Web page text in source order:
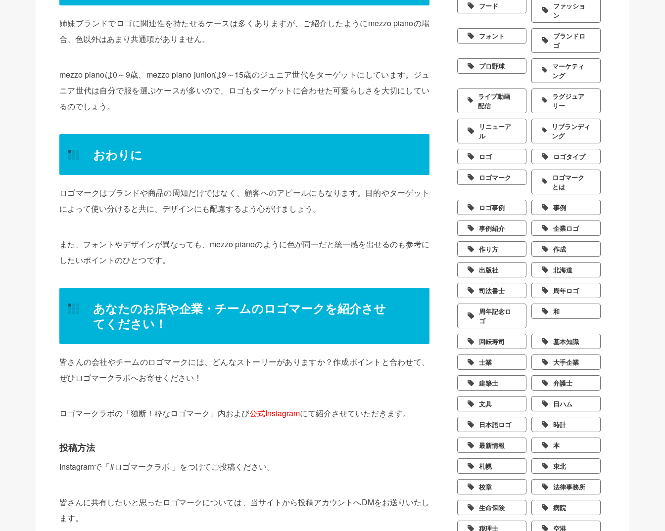
姉妹ブランドでロゴに関連性を持たせるケースは多くありますが、ご紹介したようにmezzo pianoの場
合、色以外はあまり共通項がありません。
mezzo pianoは0～9歳、mezzo piano juniorは9～15歳のジュニア世代をターゲットにしています。ジュ
ニア世代は自分で服を選ぶケースが多いので、ロゴもターゲットに合わせた可愛らしさを大切にしてい
るのでしょう。
おわりに
ロゴマークはブランドや商品の周知だけではなく、顧客へのアピールにもなります。目的やターゲット
によって使い分けると共に、デザインにも配慮するよう心がけましょう。
また、フォントやデザインが異なっても、mezzo pianoのように色が同一だと統一感を出せるのも参考に
したいポイントのひとつです。
あなたのお店や企業・チームのロゴマークを紹介させ
てください！
皆さんの会社やチームのロゴマークには、どんなストーリーがありますか？作成ポイントと合わせて、
ぜひロゴマークラボへお寄せください！
ロゴマークラボの「独断！粋なロゴマーク」内および公式Instagramにて紹介させていただきます。
投稿方法
Instagramで「#ロゴマークラボ 」をつけてご投稿ください。
皆さんに共有したいと思ったロゴマークについては、当サイトから投稿アカウントへDMをお送りいたし
ます。
フード
ファッショ
ン
フォント
ブランドロ
ゴ
プロ野球
マーケティ
ング
ライブ動画
配信
ラグジュア
リー
リニューア
ル
リブランディ
ング
ロゴ ロゴタイプ
ロゴマーク
ロゴマーク
とは
ロゴ事例 事例
事例紹介 企業ロゴ
作り方 作成
出版社 北海道
司法書士 周年ロゴ
周年記念ロ
ゴ
和
回転寿司 基本知識
士業 大手企業
建築士 弁護士
文具 日ハム
日本語ロゴ 時計
最新情報 本
札幌 東北
校章 法律事務所
生命保険 病院
税理士 空港